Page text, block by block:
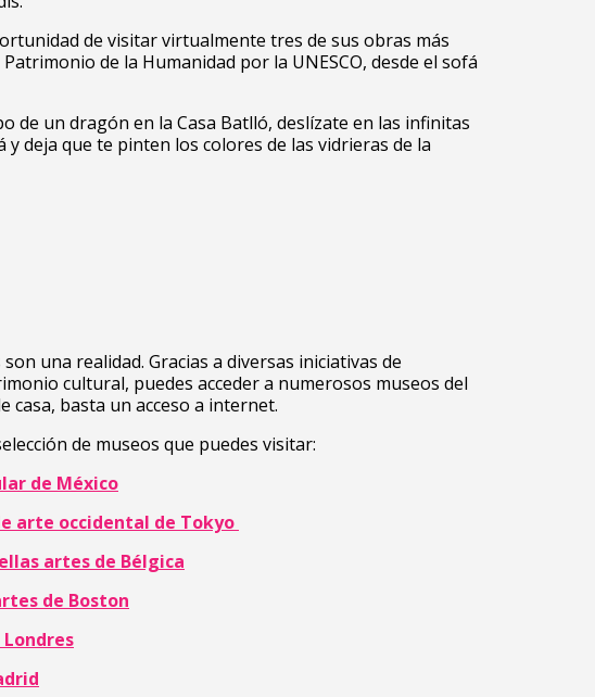
de visitar virtualmente tres de sus obras más
de la Humanidad por la UNESCO, desde el sofá
de un dragón en la Casa Batlló, deslízate en las infinitas
y deja que te pinten los colores de las vidrieras de la
una realidad. Gracias a diversas iniciativas de
cultural, puedes acceder a numerosos museos del
casa, basta un acceso a internet.
de museos que puedes visitar:
de México
arte occidental de Tokyo
artes de Bélgica
de Boston